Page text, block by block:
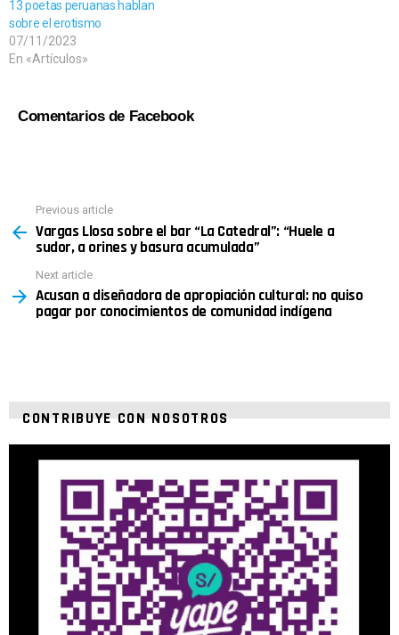
13 poetas peruanas hablan
sobre el erotismo
07/11/2023
En «Artículos»
Comentarios de Facebook
more
Previous article
Vargas Llosa sobre el bar “La Catedral”: “Huele a
sudor, a orines y basura acumulada”
Next article
Acusan a diseñadora de apropiación cultural: no quiso
pagar por conocimientos de comunidad indígena
CONTRIBUYE CON NOSOTROS